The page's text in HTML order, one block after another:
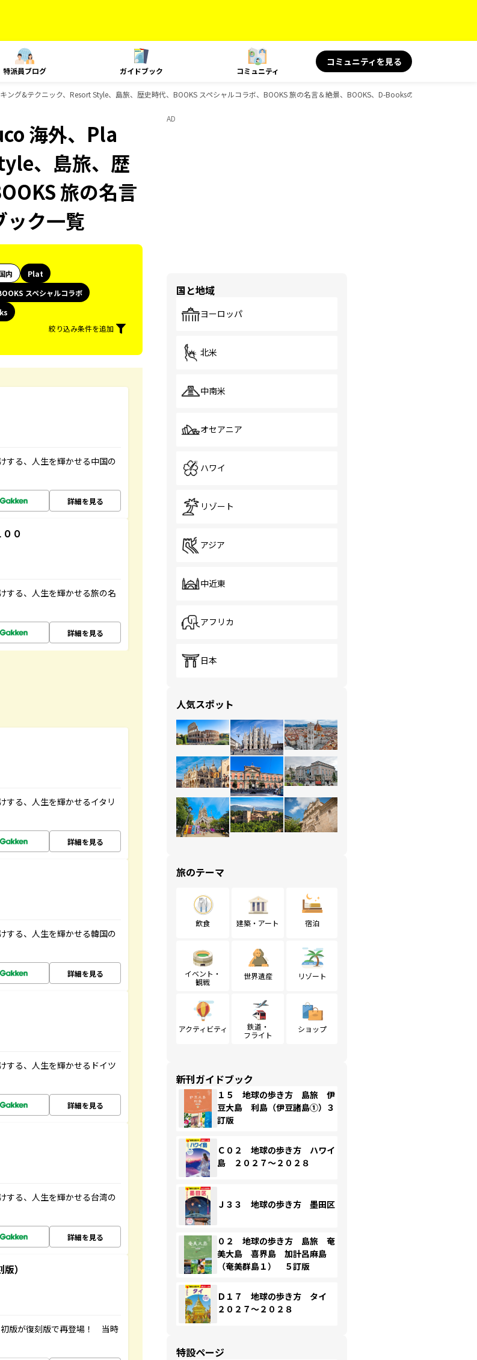
特派員ブログ ガイドブック コミュニティ
コミュニティを見る
グ&テクニック、Resort Style、島旅、歴史時代、BOOKS スペシャルコラボ、BOOKS 旅の名言＆絶景、BOOKS、D-Booksのガイドブック一覧
海外、Pla
、島旅、歴
旅の名言
ック一覧
内
Plat
スペシャルコラボ
絞り込み条件を追加
する、人生を輝かせる中国の
詳細を見る
０
する、人生を輝かせる旅の名
詳細を見る
する、人生を輝かせるイタリ
詳細を見る
する、人生を輝かせる韓国の
詳細を見る
する、人生を輝かせるドイツ
詳細を見る
する、人生を輝かせる台湾の
詳細を見る
）
初版が復刻版で再登場！ 当時
AD
国と地域
ヨーロッパ
北米
中南米
オセアニア
ハワイ
リゾート
アジア
中近東
アフリカ
日本
人気スポット
旅のテーマ
飲食 建築・アート 宿泊
イベント・
観戦
世界遺産 リゾート
アクティビティ
鉄道・
フライト
ショップ
新刊ガイドブック
１５ 地球の歩き方 島旅 伊
豆大島 利島（伊豆諸島①）３
訂版
Ｃ０２ 地球の歩き方 ハワイ
島 ２０２７～２０２８
Ｊ３３ 地球の歩き方 墨田区
０２ 地球の歩き方 島旅 奄
美大島 喜界島 加計呂麻島
（奄美群島１） ５訂版
Ｄ１７ 地球の歩き方 タイ
２０２７～２０２８
特設ページ